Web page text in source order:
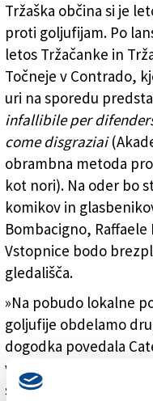
S predstavitve projekta
Tržaška občina si je
proti goljufijam. Po
letos Tržačanke in
Točneje v Contrado,
uri na sporedu
infallibile per
come disgraziai
obrambna metoda
kot nori). Na oder bo
komikov in
Bombacigno,
Vstopnice bodo
gledališča.
»Na pobudo lokalne
goljufije obdelamo
dogodka povedala
vladi pristojna za
se sicer lanska